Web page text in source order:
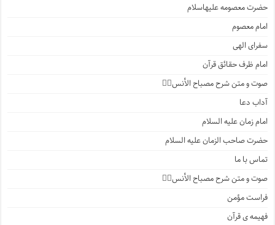
حضرت معصومه علیهاسلام
امام معصوم
سفرای الهی
امام ظرف حقائق قرآن
صوت و متن شرح مصباح الأنس۲️⃣
آداب دعا
امام زمان علیه السلام
حضرت صاحب الزمان علیه السلام
تماس با ما
صوت و متن شرح مصباح الأنس۱️⃣
فراست مؤمن
فهیمه ی قرآن